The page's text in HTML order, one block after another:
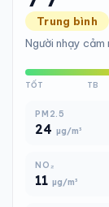
Trung bình
Người nhạy cảm
TỐT TB
PM2.5
24 µg/m³
NO₂
11 µg/m³